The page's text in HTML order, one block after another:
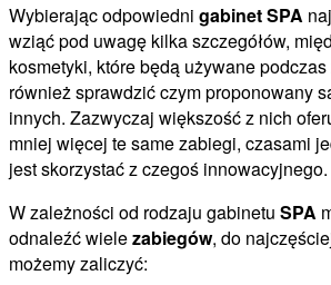
Wybierając odpowiedni gabinet SPA
wziąć pod uwagę kilka szczegółów,
kosmetyki, które będą używane
również sprawdzić czym proponowany
innych. Zazwyczaj większość z nich
mniej więcej te same zabiegi, czasami
jest skorzystać z czegoś innowacyjnego.
W zależności od rodzaju gabinetu SPA
odnaleźć wielezabiegów, do
możemy zaliczyć: